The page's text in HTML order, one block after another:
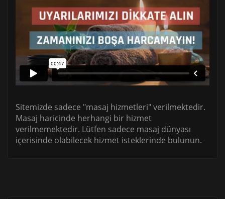
Sitemizde sadece "masaj hizmetleri" verilmektedir.
Masaj haricinde herhangi bir hizmet
verilmemektedir. Lütfen sadece masaj dünyası
içerisinde olabilecek hizmet isteklerinde bulunun.